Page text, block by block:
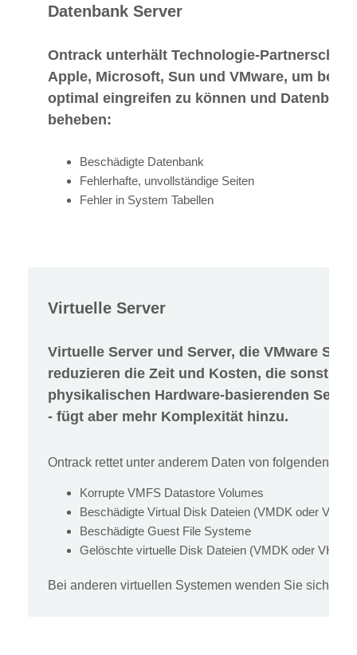
Datenbank Server
Ontrack unterhält Technologie-
Apple, Microsoft, Sun und VMware, um bei
optimal eingreifen zu können und Datenbank
beheben:
Beschädigte Datenbank
Fehlerhafte, unvollständige Seiten
Fehler in System Tabellen
Virtuelle Server
Virtuelle Server und Server, die VMware
reduzieren die Zeit und Kosten, die sonst für
physikalischen Hardware-basierenden
- fügt aber mehr Komplexität hinzu.
Ontrack rettet unter anderem Daten von folgenden
Korrupte VMFS Datastore Volumes
Beschädigte Virtual Disk Dateien (VMDK oder VHD)
Beschädigte Guest File Systeme
Gelöschte virtuelle Disk Dateien (VMDK oder VHD)
Bei anderen virtuellen Systemen wenden Sie sich